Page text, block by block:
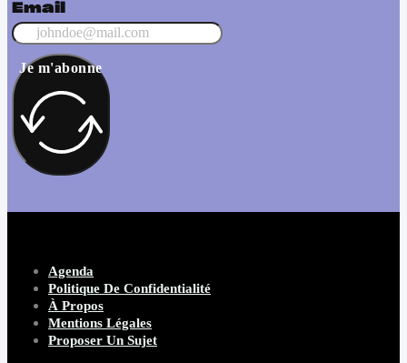
Email
Je m'abonne
Agenda
Politique De Confidentialité
À Propos
Mentions Légales
Proposer Un Sujet